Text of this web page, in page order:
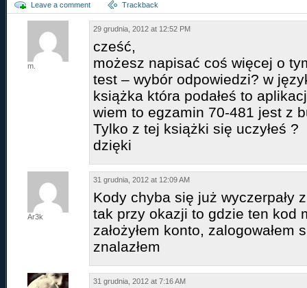
Leave a comment Trackback
m.
29 grudnia, 2012 at 12:52 PM
cześć,
możesz napisać coś więcej o
test – wybór odpowiedzi? w
książka która podałeś to
wiem to egzamin 70-481 jest z
Tylko z tej książki się uczyłeś ?
dzięki
Ar3k
31 grudnia, 2012 at 12:09 AM
Kody chyba się już wyczerpały
tak przy okazji to gdzie ten kod
założyłem konto, zalogowałem
znalazłem
31 grudnia, 2012 at 7:16 AM